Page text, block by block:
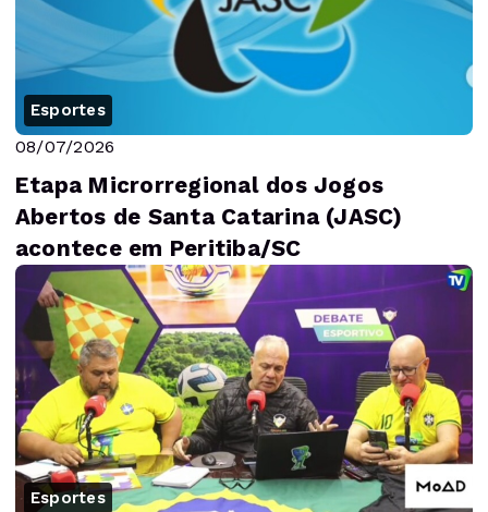
Esportes
08/07/2026
Etapa Microrregional dos Jogos
Abertos de Santa Catarina (JASC)
acontece em Peritiba/SC
Esportes